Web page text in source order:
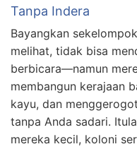
Tanpa Indera
Bayangkan
melihat, tidak bisa
berbicara—namun
membangun kerajaan
kayu, dan
tanpa Anda sadari.
mereka kecil, koloni